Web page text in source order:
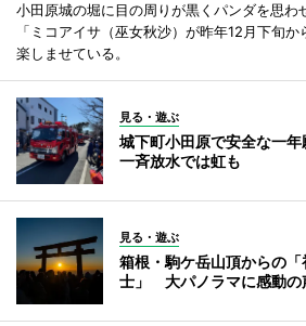
小田原城の堀に目の周りが黒くパンダを思わ
「ミコアイサ（巫女秋沙）が昨年12月下旬
楽しませている。
見る・遊ぶ
城下町小田原で安全な一
一斉放水では虹も
見る・遊ぶ
箱根・駒ケ岳山頂からの
士」 大パノラマに感動の